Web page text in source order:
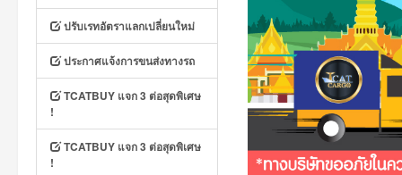
ปรับเรทอัตราแลกเปลี่ยนใหม่
ประกาศแจ้งการขนส่งทางรถ
TCATBUY แจก 3 ต่อสุดพิเศษ
!
TCATBUY แจก 3 ต่อสุดพิเศษ
!